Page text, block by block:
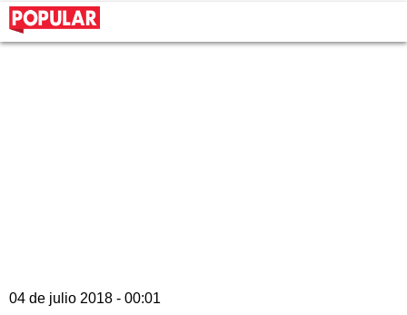
04 de julio 2018 - 00:01